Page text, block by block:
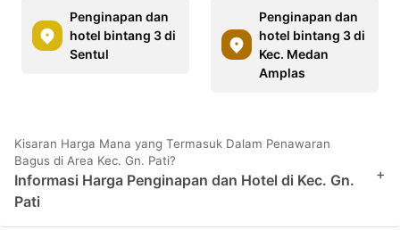
Penginapan dan
hotel bintang 3 di
Sentul
Penginapan dan
hotel bintang 3 di
Kec. Medan
Amplas
Kisaran Harga Mana yang Termasuk Dalam Penawaran
Bagus di Area Kec. Gn. Pati?
Informasi Harga Penginapan dan Hotel di Kec. Gn.
Pati
+